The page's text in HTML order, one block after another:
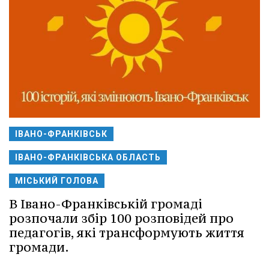
ІВАНО-ФРАНКІВСЬК
ІВАНО-ФРАНКІВСЬКА ОБЛАСТЬ
МІСЬКИЙ ГОЛОВА
В Івано-Франківській громаді
розпочали збір 100 розповідей про
педагогів, які трансформують життя
громади.